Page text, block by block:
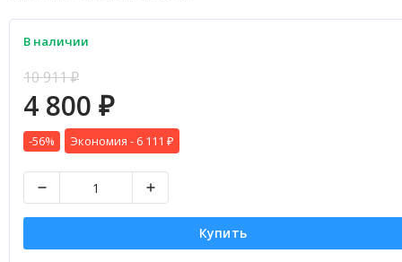
В наличии
10 911₽
4 800 ₽
-56% Экономия - 6 111 ₽
Купить